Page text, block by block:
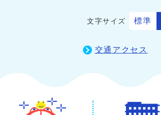
文字サイズ 標準
交通アクセス